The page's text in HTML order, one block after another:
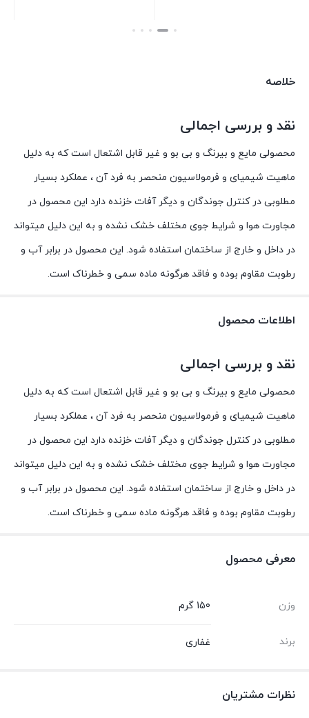
بستن
خلاصه
نقد و بررسی اجمالی
محصولی مایع و بیرنگ و بی بو و غیر قابل اشتعال است که به دلیل
ماهیت شیمیای و فرمولاسیون منحصر به فرد آن ، عملکرد بسیار
مطلوبی در کنترل جوندگان و دیگر آفات خزنده دارد این محصول در
مجاورت هوا و شرایط جوی مختلف خشک نشده و به این دلیل میتواند
در داخل و خارج از ساختمان استفاده شود. این محصول در برابر آب و
رطوبت مقاوم بوده و فاقد هرگونه ماده سمی و خطرناک است.
اطلاعات محصول
نقد و بررسی اجمالی
محصولی مایع و بیرنگ و بی بو و غیر قابل اشتعال است که به دلیل
ماهیت شیمیای و فرمولاسیون منحصر به فرد آن ، عملکرد بسیار
مطلوبی در کنترل جوندگان و دیگر آفات خزنده دارد این محصول در
مجاورت هوا و شرایط جوی مختلف خشک نشده و به این دلیل میتواند
در داخل و خارج از ساختمان استفاده شود. این محصول در برابر آب و
رطوبت مقاوم بوده و فاقد هرگونه ماده سمی و خطرناک است.
معرفی محصول
وزن 150 گرم
برند غفاری
نظرات مشتریان